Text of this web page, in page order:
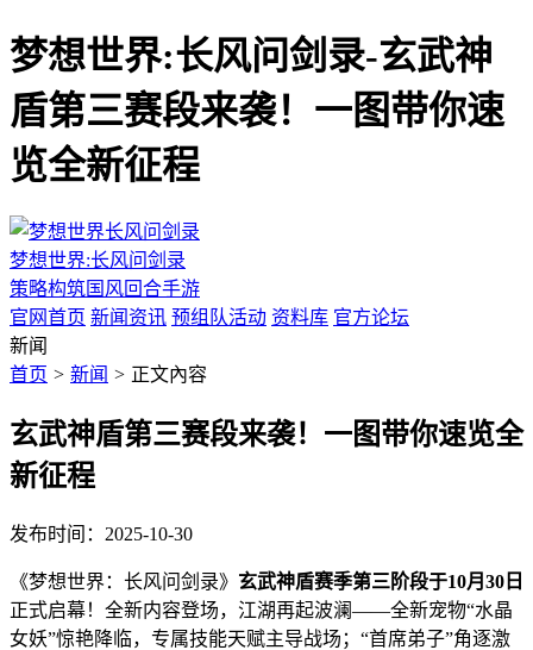
梦想世界:长风问剑录-玄武神
盾第三赛段来袭！一图带你速
览全新征程
梦想世界:长风问剑录
策略构筑国风回合手游
官网首页 新闻资讯 预组队活动 资料库 官方论坛
新闻
首页 > 新闻 > 正文內容
玄武神盾第三赛段来袭！一图带你速览全
新征程
发布时间：2025-10-30
《梦想世界：长风问剑录》 玄武神盾赛季第三阶段于10月30日
正式启幕！全新内容登场，江湖再起波澜——全新宠物“水晶
女妖”惊艳降临，专属技能天赋主导战场；“首席弟子”角逐激